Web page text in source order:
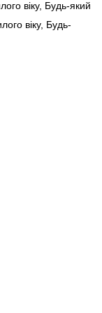
віку, Будь-який
віку, Будь-